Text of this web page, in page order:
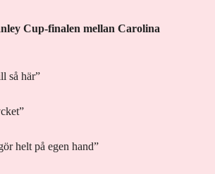
Cup-finalen mellan Carolina
så här”
helt på egen hand”